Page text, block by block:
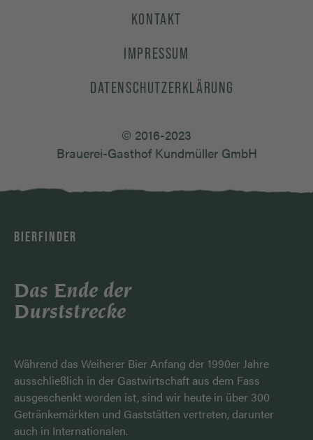
KONTAKT
IMPRESSUM
DATENSCHUTZERKLÄRUNG
© 2016-2023
Brauerei-Gasthof Kundmüller GmbH
BIERFINDER
Das Ende der
Durststrecke
Während das Weiherer Bier Anfang der 1990er Jahre
ausschließlich in der Gastwirtschaft aus dem Fass
ausgeschenkt worden ist, sind wir heute in über 300
Getränkemärkten und Gaststätten vertreten, darunter
auch in Internationalen.